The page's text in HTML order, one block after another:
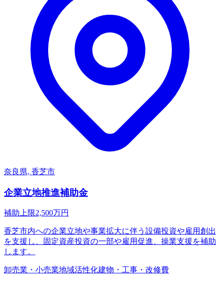
奈良県, 香芝市
企業立地推進補助金
補助上限2,500万円
香芝市内への企業立地や事業拡大に伴う設備投資や雇用創出
を支援し、固定資産投資の一部や雇用促進、操業支援を補助
します。
卸売業・小売業地域活性化建物・工事・改修費